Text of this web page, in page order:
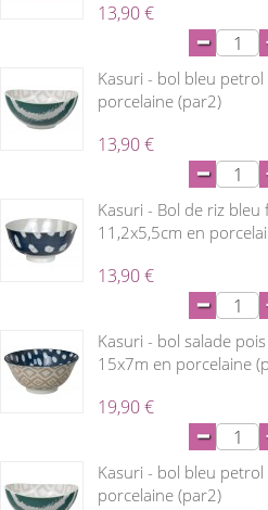
13,90 € -
Kasuri - bol bleu
porcelaine (par2)
13,90 € -
Kasuri - Bol de riz
11,2x5,5cm en
13,90 € -
Kasuri - bol salade
15x7m en porcelaine
19,90 € -
Kasuri - bol bleu
porcelaine (par2)